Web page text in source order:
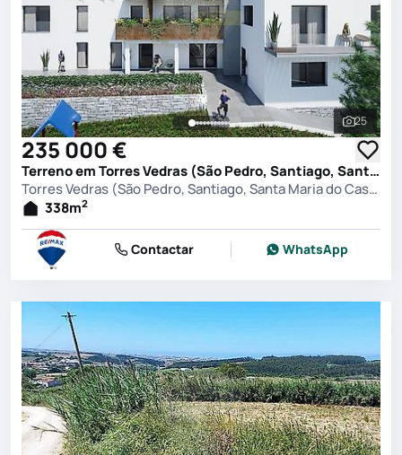
Ver
25
235 000 €
Terreno em Torres Vedras (São Pedro, Santiago, Santa Maria do Castelo e São Miguel) e Matacães, Torres Vedras
Torres Vedras (São Pedro, Santiago, Santa Maria do Castelo e São Miguel) e Matacães, Torres Vedras
338m2
Contactar WhatsApp